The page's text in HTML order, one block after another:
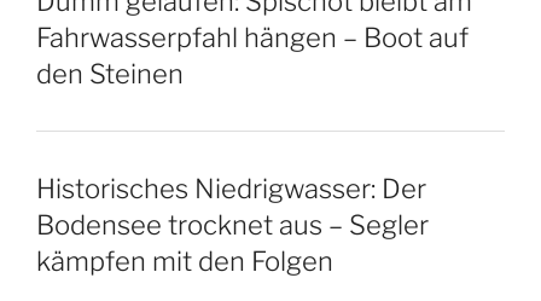
Fahrwasserpfahl hängen – Boot auf
den Steinen
Historisches Niedrigwasser: Der
Bodensee trocknet aus – Segler
kämpfen mit den Folgen